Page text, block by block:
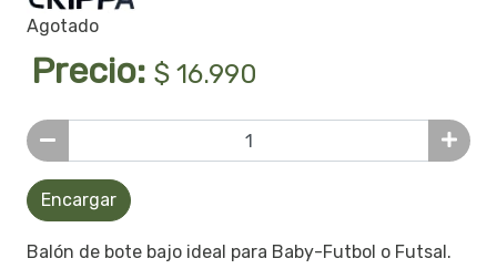
Agotado
Precio: $ 16.990
Encargar
Balón de bote bajo ideal para Baby-Futbol o Futsal.